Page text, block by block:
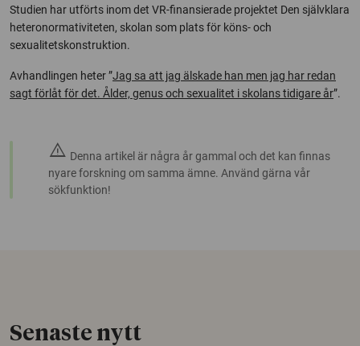
Studien har utförts inom det VR-finansierade projektet Den självklara
heteronormativiteten, skolan som plats för köns- och
sexualitetskonstruktion.
Avhandlingen heter ”Jag sa att jag älskade han men jag har redan
sagt förlåt för det. Ålder, genus och sexualitet i skolans tidigare år”.
warning Denna artikel är några år gammal och det kan finnas
nyare forskning om samma ämne. Använd gärna vår
sökfunktion!
Senaste nytt